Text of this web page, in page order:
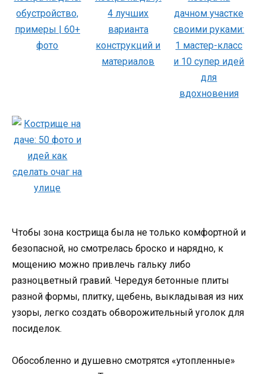
Чтобы зона кострища была не только комфортной и
безопасной, но смотрелась броско и нарядно, к
мощению можно привлечь гальку либо
разноцветный гравий. Чередуя бетонные плиты
разной формы, плитку, щебень, выкладывая из них
узоры, легко создать обворожительный уголок для
посиделок.
Обособленно и душевно смотрятся «утопленные»